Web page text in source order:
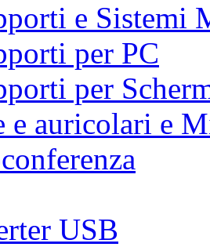
e Sistemi
per PC
per
e auricolari e
USB